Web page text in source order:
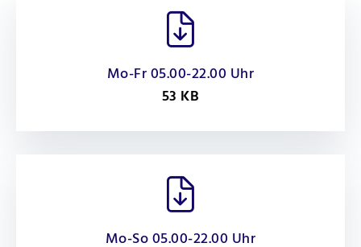
Mo-Fr 05.00-22.00 Uhr
53 KB
Mo-So 05.00-22.00 Uhr